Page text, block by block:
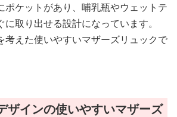
ポケットがあり、哺乳瓶やウェットテ
に取り出せる設計になっています。
考えた使いやすいマザーズリュックで
ザインの使いやすいマザーズ